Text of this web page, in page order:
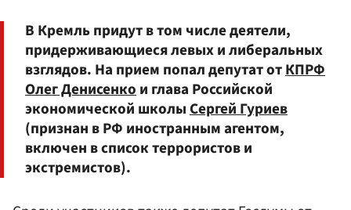
В Кремль придут в том числе деятели,
придерживающиеся левых и либеральных
взглядов. На прием попал депутат отКПРФ
Олег Денисенкои глава Российской
экономической школыСергей Гуриев
(признан в РФ иностранным агентом,
включен в список террористов и
экстремистов).